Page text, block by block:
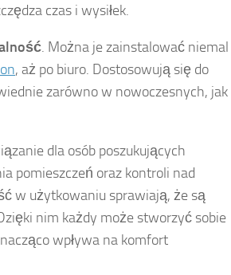
czas i wysiłek.
. Można je zainstalować niemal
, aż po biuro. Dostosowują się do
zarówno w nowoczesnych, jak
dla osób poszukujących
pomieszczeń oraz kontroli nad
w użytkowaniu sprawiają, że są
nim każdy może stworzyć sobie
wpływa na komfort